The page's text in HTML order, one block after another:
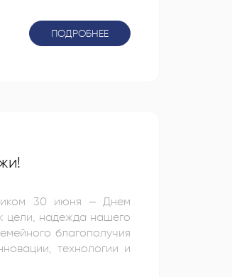
ПОДРОБНЕЕ
30 июня – Днем